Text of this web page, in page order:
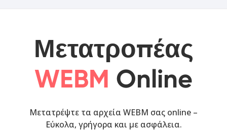
Μετατροπέας
WEBM Online
Μετατρέψτε τα αρχεία WEBM σας online –
Εύκολα, γρήγορα και με ασφάλεια.